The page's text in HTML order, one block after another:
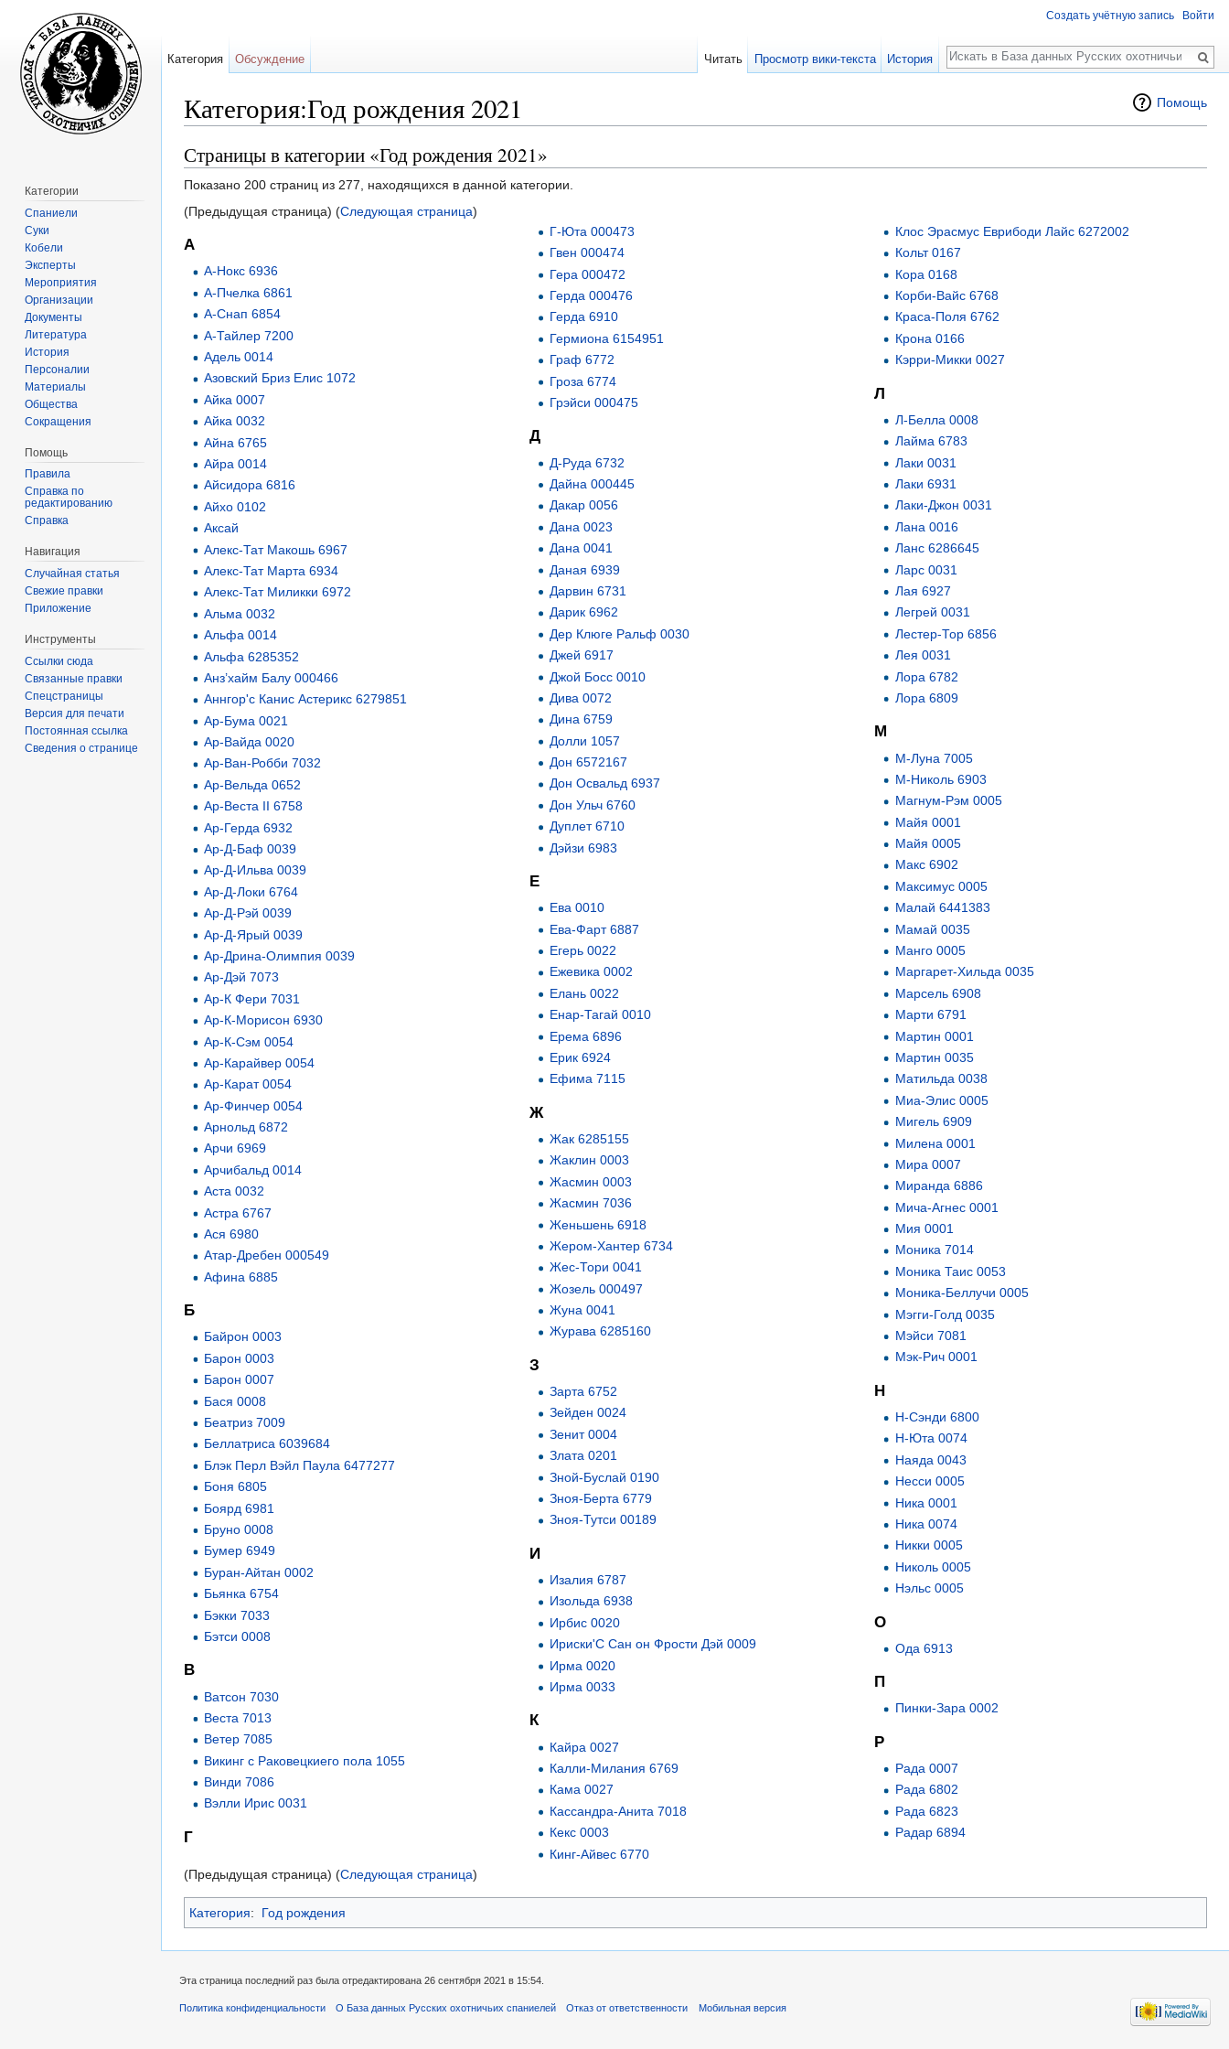
Помощь
Категория:Год рождения 2021
Страницы в категории «Год рождения 2021»
Показано 200 страниц из 277, находящихся в данной категории.
(Предыдущая страница) (Следующая страница)
А
А-Нокс 6936
А-Пчелка 6861
А-Снап 6854
А-Тайлер 7200
Адель 0014
Азовский Бриз Елис 1072
Айка 0007
Айка 0032
Айна 6765
Айра 0014
Айсидора 6816
Айхо 0102
Аксай
Алекс-Тат Макошь 6967
Алекс-Тат Марта 6934
Алекс-Тат Миликки 6972
Альма 0032
Альфа 0014
Альфа 6285352
Анз’хайм Балу 000466
Аннгор'с Канис Астерикс 6279851
Ар-Бума 0021
Ар-Вайда 0020
Ар-Ван-Робби 7032
Ар-Вельда 0652
Ар-Веста II 6758
Ар-Герда 6932
Ар-Д-Баф 0039
Ар-Д-Ильва 0039
Ар-Д-Локи 6764
Ар-Д-Рэй 0039
Ар-Д-Ярый 0039
Ар-Дрина-Олимпия 0039
Ар-Дэй 7073
Ар-К Фери 7031
Ар-К-Морисон 6930
Ар-К-Сэм 0054
Ар-Карайвер 0054
Ар-Карат 0054
Ар-Финчер 0054
Арнольд 6872
Арчи 6969
Арчибальд 0014
Аста 0032
Астра 6767
Ася 6980
Атар-Дребен 000549
Афина 6885
Б
Байрон 0003
Барон 0003
Барон 0007
Бася 0008
Беатриз 7009
Беллатриса 6039684
Блэк Перл Вэйл Паула 6477277
Боня 6805
Боярд 6981
Бруно 0008
Бумер 6949
Буран-Айтан 0002
Бьянка 6754
Бэкки 7033
Бэтси 0008
В
Ватсон 7030
Веста 7013
Ветер 7085
Викинг с Раковецкиего пола 1055
Винди 7086
Вэлли Ирис 0031
Г
Г-Юта 000473
Гвен 000474
Гера 000472
Герда 000476
Герда 6910
Гермиона 6154951
Граф 6772
Гроза 6774
Грэйси 000475
Д
Д-Руда 6732
Дайна 000445
Дакар 0056
Дана 0023
Дана 0041
Даная 6939
Дарвин 6731
Дарик 6962
Дер Клюге Ральф 0030
Джей 6917
Джой Босс 0010
Дива 0072
Дина 6759
Долли 1057
Дон 6572167
Дон Освальд 6937
Дон Ульч 6760
Дуплет 6710
Дэйзи 6983
Е
Ева 0010
Ева-Фарт 6887
Егерь 0022
Ежевика 0002
Елань 0022
Енар-Тагай 0010
Ерема 6896
Ерик 6924
Ефима 7115
Ж
Жак 6285155
Жаклин 0003
Жасмин 0003
Жасмин 7036
Женьшень 6918
Жером-Хантер 6734
Жес-Тори 0041
Жозель 000497
Жуна 0041
Журава 6285160
З
Зарта 6752
Зейден 0024
Зенит 0004
Злата 0201
Зной-Буслай 0190
Зноя-Берта 6779
Зноя-Тутси 00189
И
Изалия 6787
Изольда 6938
Ирбис 0020
Ириски'С Сан он Фрости Дэй 0009
Ирма 0020
Ирма 0033
К
Кайра 0027
Калли-Милания 6769
Кама 0027
Кассандра-Анита 7018
Кекс 0003
Кинг-Айвес 6770
Клос Эрасмус Еврибоди Лайс 6272002
Кольт 0167
Кора 0168
Корби-Вайс 6768
Краса-Поля 6762
Крона 0166
Кэрри-Микки 0027
Л
Л-Белла 0008
Лайма 6783
Лаки 0031
Лаки 6931
Лаки-Джон 0031
Лана 0016
Ланс 6286645
Ларс 0031
Лая 6927
Легрей 0031
Лестер-Тор 6856
Лея 0031
Лора 6782
Лора 6809
М
М-Луна 7005
М-Николь 6903
Магнум-Рэм 0005
Майя 0001
Майя 0005
Макс 6902
Максимус 0005
Малай 6441383
Мамай 0035
Манго 0005
Маргарет-Хильда 0035
Марсель 6908
Марти 6791
Мартин 0001
Мартин 0035
Матильда 0038
Миа-Элис 0005
Мигель 6909
Милена 0001
Мира 0007
Миранда 6886
Мича-Агнес 0001
Мия 0001
Моника 7014
Моника Таис 0053
Моника-Беллучи 0005
Мэгги-Голд 0035
Мэйси 7081
Мэк-Рич 0001
Н
Н-Сэнди 6800
Н-Юта 0074
Наяда 0043
Несси 0005
Ника 0001
Ника 0074
Никки 0005
Николь 0005
Нэльс 0005
О
Ода 6913
П
Пинки-Зара 0002
Р
Рада 0007
Рада 6802
Рада 6823
Радар 6894
(Предыдущая страница) (Следующая страница)
Категория: Год рождения
Создать учётную запись Войти
Категория Обсуждение Читать Просмотр вики-текста История
Поиск
Категории
Спаниели
Суки
Кобели
Эксперты
Мероприятия
Организации
Документы
Литература
История
Персоналии
Материалы
Общества
Сокращения
Помощь
Правила
Справка по
редактированию
Справка
Навигация
Случайная статья
Свежие правки
Приложение
Инструменты
Ссылки сюда
Связанные правки
Спецстраницы
Версия для печати
Постоянная ссылка
Сведения о странице
Эта страница последний раз была отредактирована 26 сентября 2021 в 15:54.
Политика конфиденциальности О База данных Русских охотничьих спаниелей Отказ от ответственности Мобильная версия